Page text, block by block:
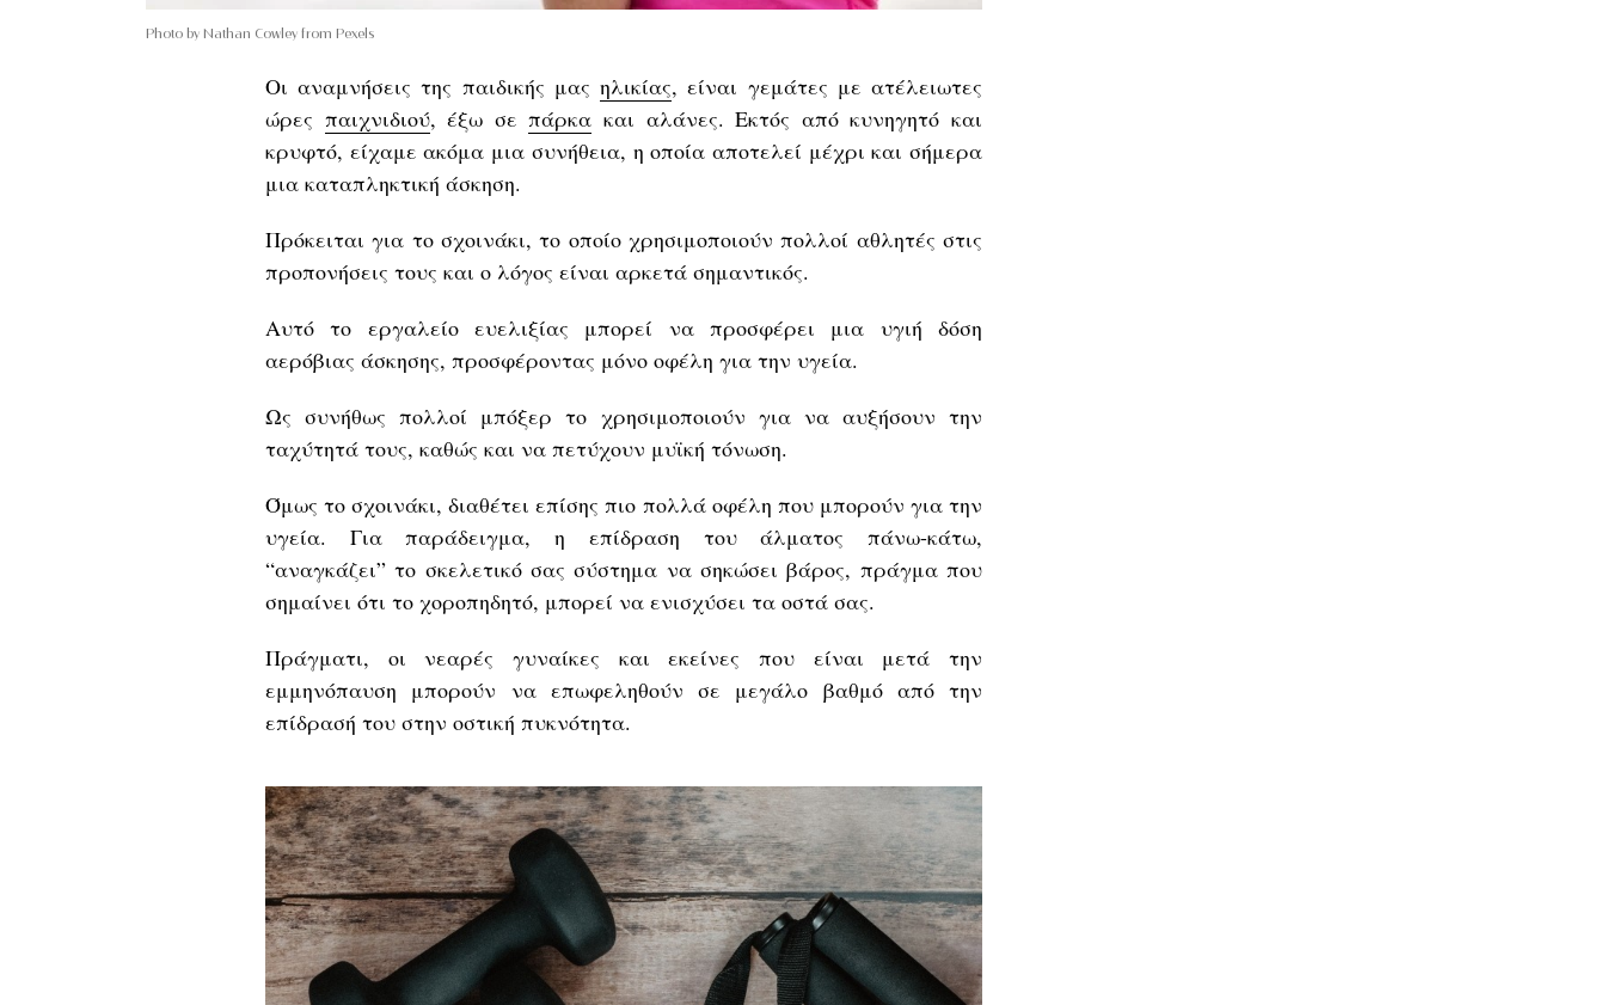
Photo by Nathan Cowley from Pexels
Οι αναμνήσεις της παιδικής μαςηλικίας, είναι γεμάτες με ατέλειωτες
ώρες παιχνιδιού, έξω σεπάρκα και αλάνες. Εκτός από κυνηγητό και
κρυφτό, είχαμε ακόμα μια συνήθεια, η οποία αποτελεί μέχρι και σήμερα
μια καταπληκτική άσκηση.
Πρόκειται για το σχοινάκι, το οποίο χρησιμοποιούν πολλοί αθλητές στις
προπονήσεις τους και ο λόγος είναι αρκετά σημαντικός.
Αυτό το εργαλείο ευελιξίας μπορεί να προσφέρει μια υγιή δόση
αερόβιας άσκησης, προσφέροντας μόνο οφέλη για την υγεία.
Ως συνήθως πολλοί μπόξερ το χρησιμοποιούν για να αυξήσουν την
ταχύτητά τους, καθώς και να πετύχουν μυϊκή τόνωση.
Όμως το σχοινάκι, διαθέτει επίσης πιο πολλά οφέλη που μπορούν για την
υγεία. Για παράδειγμα, η επίδραση του άλματος πάνω-κάτω,
“αναγκάζει” το σκελετικό σας σύστημα να σηκώσει βάρος, πράγμα που
σημαίνει ότι το χοροπηδητό, μπορεί να ενισχύσει τα οστά σας.
Πράγματι, οι νεαρές γυναίκες και εκείνες που είναι μετά την
εμμηνόπαυση μπορούν να επωφεληθούν σε μεγάλο βαθμό από την
επίδρασή του στην οστική πυκνότητα.